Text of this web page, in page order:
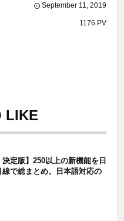
September 11 2019
1176 PV
LIKE
決定版】250以上の新機能を日
で総まとめ。日本語対応の